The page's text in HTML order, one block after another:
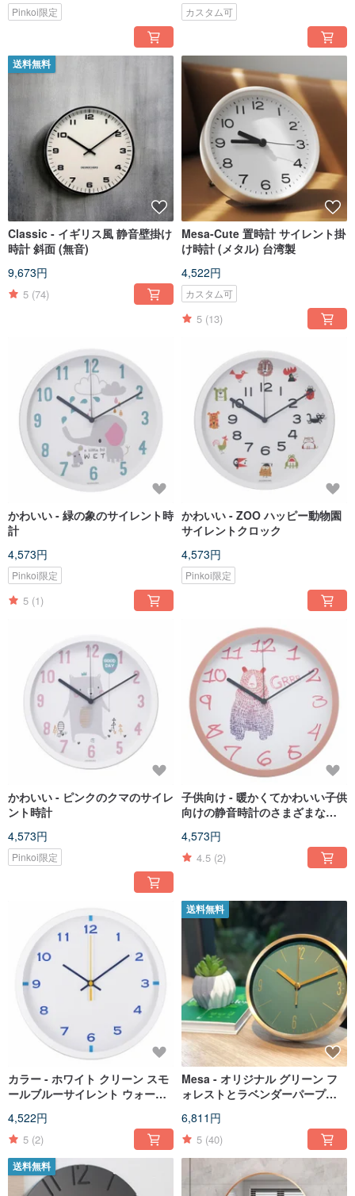
Pinkoi限定 カスタム可
送料無料
Classic - イギリス風 静音壁掛け
時計 斜面 (無音)
9,673円
5 (74)
Mesa-Cute 置時計 サイレント掛
け時計 (メタル) 台湾製
4,522円
カスタム可
5 (13)
かわいい - 緑の象のサイレント時
計
4,573円
Pinkoi限定
5 (1)
かわいい - ZOO ハッピー動物園
サイレントクロック
4,573円
Pinkoi限定
かわいい - ピンクのクマのサイレ
ント時計
4,573円
Pinkoi限定
子供向け - 暖かくてかわいい子供
向けの静音時計のさまざまな選
4,573円
4.5 (2)
カラー - ホワイト クリーン スモ
ールブルーサイレント ウォール
タル
4,522円
5 (2)
送料無料
Mesa - オリジナル グリーン フ
ォレストとラベンダーパープル
イレント 台湾製
6,811円
5 (40)
送料無料